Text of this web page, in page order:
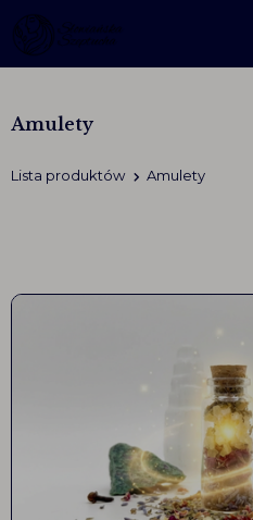
Amulety
Lista produktów Amulety